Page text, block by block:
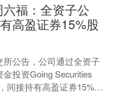
福：全资子公
高盈证券15%股
所公告，公司通过全资子
投资Going Securities
间接持有高盈证券15%股
通科技有限....